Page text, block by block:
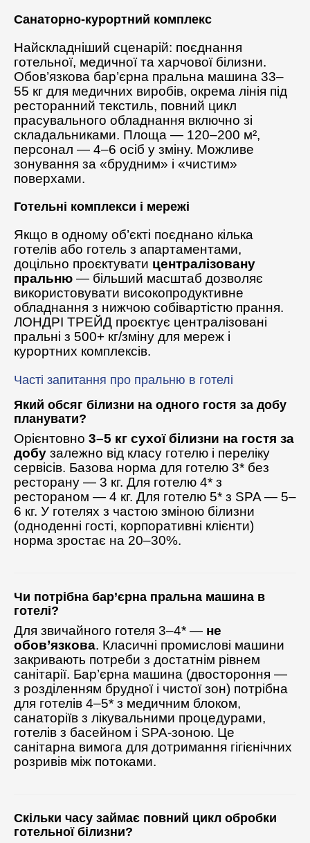
Санаторно-курортний комплекс
Найскладніший сценарій: поєднання
готельної, медичної та харчової білизни.
Обов’язкова бар’єрна пральна машина 33–
55 кг для медичних виробів, окрема лінія під
ресторанний текстиль, повний цикл
прасувального обладнання включно зі
складальниками. Площа — 120–200 м²,
персонал — 4–6 осіб у зміну. Можливе
зонування за «брудним» і «чистим»
поверхами.
Готельні комплекси і мережі
Якщо в одному об’єкті поєднано кілька
готелів або готель з апартаментами,
доцільно проєктувати централізовану
пральню — більший масштаб дозволяє
використовувати високопродуктивне
обладнання з нижчою собівартістю прання.
ЛОНДРІ ТРЕЙД проєктує централізовані
пральні з 500+ кг/зміну для мереж і
курортних комплексів.
Часті запитання про пральню в готелі
Який обсяг білизни на одного гостя за добу
планувати?
Орієнтовно 3–5 кг сухої білизни на гостя за
добу залежно від класу готелю і переліку
сервісів. Базова норма для готелю 3* без
ресторану — 3 кг. Для готелю 4* з
рестораном — 4 кг. Для готелю 5* з SPA — 5–
6 кг. У готелях з частою зміною білизни
(одноденні гості, корпоративні клієнти)
норма зростає на 20–30%.
Чи потрібна бар’єрна пральна машина в
готелі?
Для звичайного готеля 3–4* — не
обов’язкова. Класичні промислові машини
закривають потреби з достатнім рівнем
санітарії. Бар’єрна машина (двостороння —
з розділенням брудної і чистої зон) потрібна
для готелів 4–5* з медичним блоком,
санаторіїв з лікувальними процедурами,
готелів з басейном і SPA-зоною. Це
санітарна вимога для дотримання гігієнічних
розривів між потоками.
Скільки часу займає повний цикл обробки
готельної білизни?